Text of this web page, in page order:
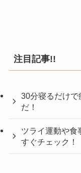
注目記事!!
30分寝るだけ
だ！
ツライ運動や食
すぐチェック！